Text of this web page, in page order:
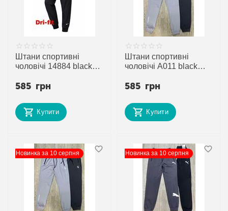
Штани спортивні
чоловічі 14884 black
недорого оптом від
постачальника
585 грн
Купити
Штани спортивні
чоловічі A011 black
недорого оптом від
постачальника
585 грн
Купити
Новинка за 10 серпня Новинка за 10 серпня